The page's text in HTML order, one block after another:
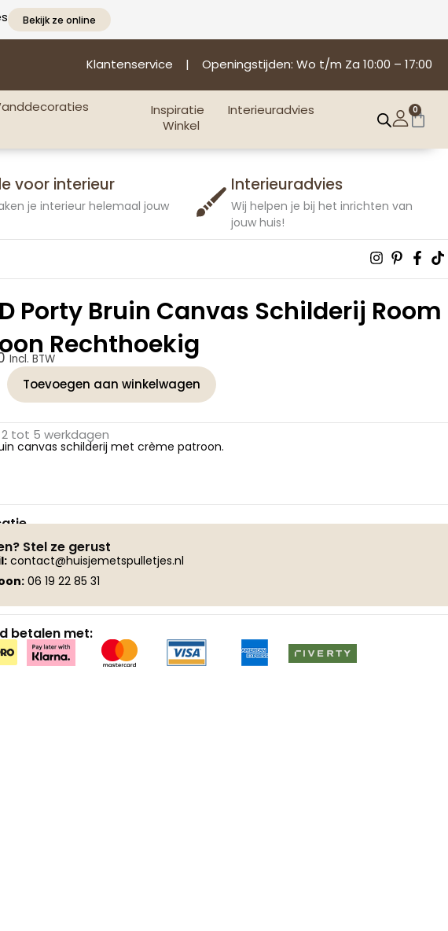
Bekijk ze online
Klantenservice | Openingstijden: Wo t/m Za 10:00 – 17:00
Inspiratie
Interieuradvies
Winkel
0
voor interieur
je interieur helemaal jouw
Interieuradvies
Wij helpen je bij het inrichten van
jouw huis!
Instagram
p f
Porty Bruin Canvas Schilderij Room
Rechthoekig
Incl. BTW
Toevoegen aan winkelwagen
tot 5 werkdagen
canvas schilderij met crème patroon.
Stel ze gerust
contact@huisjemetspulletjes.nl
06 19 22 85 31
betalen met: